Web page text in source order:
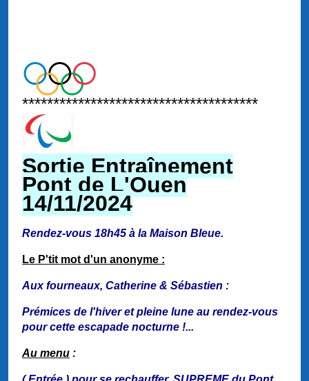
**************************************
Sortie Entraînement
Pont de L'Ouen
14/11/2024
Rendez-vous 18h45 à la Maison Bleue.
Le P'tit mot d'un anonyme :
Aux fourneaux, Catherine & Sébastien :
Prémices de l'hiver et pleine lune au rendez-vous
pour cette escapade nocturne !...
Au menu :